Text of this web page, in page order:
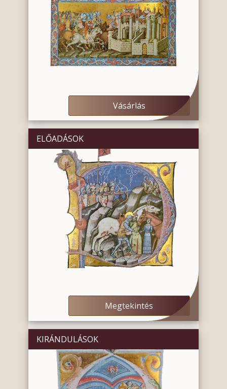
Vásárlás
ELŐADÁSOK
Megtekintés
KIRÁNDULÁSOK